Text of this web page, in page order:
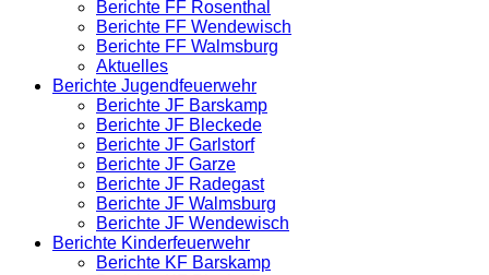
Berichte FF Rosenthal
Berichte FF Wendewisch
Berichte FF Walmsburg
Aktuelles
Berichte Jugendfeuerwehr
Berichte JF Barskamp
Berichte JF Bleckede
Berichte JF Garlstorf
Berichte JF Garze
Berichte JF Radegast
Berichte JF Walmsburg
Berichte JF Wendewisch
Berichte Kinderfeuerwehr
Berichte KF Barskamp